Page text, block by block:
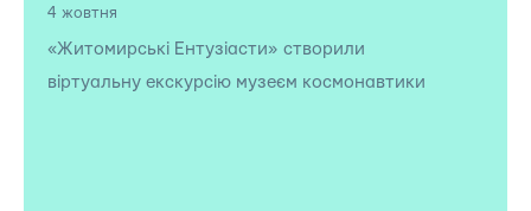
4 жовтня
«Житомирські Ентузіасти» створили
віртуальну екскурсію музеєм космонавтики